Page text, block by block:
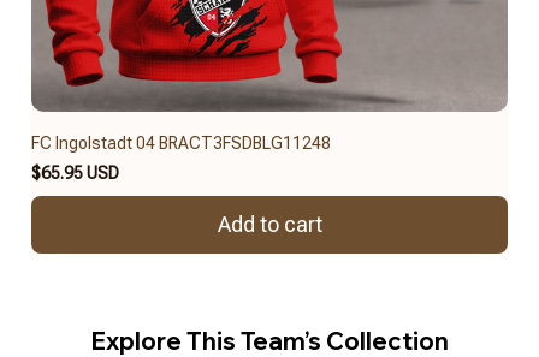
FC Ingolstadt 04 BRACT3FSDBLG11248
$65.95 USD
Add to cart
Explore This Team’s Collection